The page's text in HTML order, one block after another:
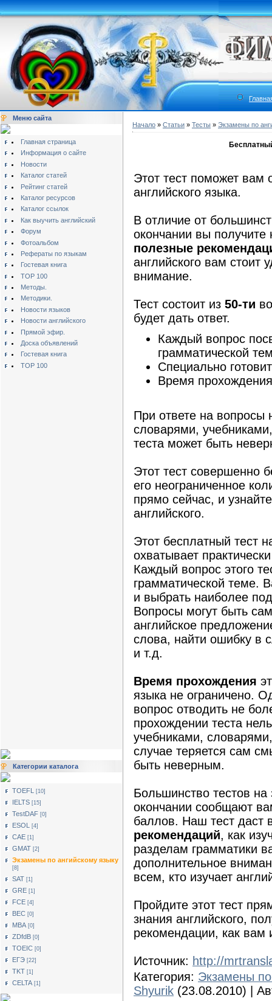
Меню сайта
Главная страница
Информация о сайте
Новости
Каталог статей
Рейтинг статей
Каталог ресурсов
Каталог ссылок
Как выучить английский
Форум
Фотоальбом
Рефераты по языкам
Гостевая книга
TOP 100
Методы.
Методики.
Новости языков
Новости английского
Прямой эфир.
Доска объявлений
Гостевая книга
TOP 100
Категории каталога
TOEFL [10]
IELTS [15]
TestDAF [0]
ESOL [4]
САЕ [1]
GMAT [2]
Экзамены по ангийскому языку
[8]
SAT [1]
GRE [1]
FCE [4]
BEC [0]
MBA [0]
ZDfdB [0]
TOEIC [0]
ЕГЭ [22]
TKT [1]
CELTA [1]
Начало » Статьи » Тесты » Экзамены по
Этот тест поможет вам
английского языка.
В отличие от
окончании вы получите
полезные
английского вам стоит
внимание.
Тест состоит из 50-ти
будет дать ответ.
Каждый вопрос
грамматической
Специально
Время
При ответе на вопросы
словарями,
теста может быть
Этот тест совершенно
его неограниченное
прямо сейчас, и
английского.
Этот бесплатный тест
охватывает
Каждый вопрос этого
грамматической теме.
и выбрать наиболее
Вопросы могут быть
английское
слова, найти ошибку в
и т.д.
Время прохождения
языка не ограничено.
вопрос отводить не
прохождении теста
учебниками,
случае теряется сам
быть неверным.
Большинство тестов на
окончании сообщают
баллов. Наш тест даст
рекомендаций, как
разделам грамматики
дополнительное
всем, кто изучает
Пройдите этот тест
знания английского,
рекомендации, как вам
Источник: http://
Категория: Экзамены
Shyurik (23.08.2010) |